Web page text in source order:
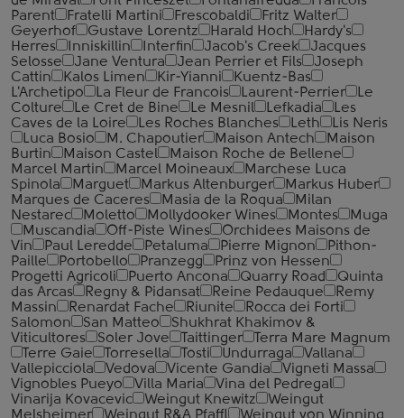
Parent
Fratelli Martini Frescobaldi
Fritz Walter
Geyerhof
Gustave Lorentz Harald Hoch
Hardy's
Herres
Inniskillin Interfin Jacob's Creek
Jacques
Selosse
Jane Ventura Jean Perrier et Fils
Joseph
Cattin
Kalos Limen Kir-Yianni
Kuentz-Bas
L'Archetipo
La Fleur de Francois Laurent-Perrier
Le
Colture
Le Cret de Bine Le Mesnil Lefkadia
Les
Caves de la Loire
Les Roches Blanches Leth
Lis Neris
Luca Bosio
M. Chapoutier Maison Antech
Maison
Burtin
Maison Castel
Maison Roche de Bellene
Marcel Martin
Marcel Moineaux
Marchese Luca
Spinola
Marguet Markus Altenburger
Markus Huber
Marques de Caceres
Masia de la Roqua
Milan
Nestarec
Moletto Mollydooker Wines Montes
Muga
Muscandia
Off-Piste Wines
Orchidees Maisons de
Vin
Paul Leredde Petaluma Pierre Mignon
Pithon-
Paille
Portobello Pranzegg
Prinz von Hessen
Progetti Agricoli
Puerto Ancona Quarry Road
Quinta
das Arcas
Regny & Pidansat Reine Pedauque
Remy
Massin
Renardat Fache Riunite
Rocca dei Forti
Salomon
San Matteo
Shukhrat Khakimov &
Viticultores
Soler Jove Taittinger
Terra Mare Magnum
Terre Gaie
Torresella Tosti Undurraga
Vallana
Vallepicciola
Vedova Vicente Gandia
Vigneti Massa
Vignobles Pueyo
Villa Maria
Vina del Pedregal
Vinarija Kovacevic
Weingut Knewitz
Weingut